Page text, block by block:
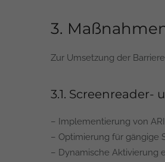
3.
Zur Umsetzung der
3.1. Screenreader-
– Implementierung von
– Optimierung für gängige
– Dynamische Aktivierung